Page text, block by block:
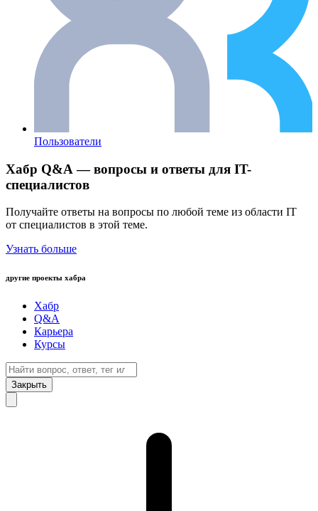
Пользователи
Хабр Q&A — вопросы и ответы для IT-
специалистов
Получайте ответы на вопросы по любой теме из области IT
от специалистов в этой теме.
Узнать больше
другие проекты хабра
Хабр
Q&A
Карьера
Курсы
Закрыть